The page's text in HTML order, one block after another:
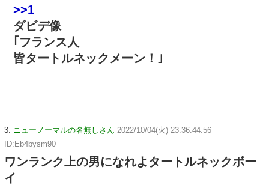
>>1
ダビデ像
｢フランス人
皆タートルネックメーン！｣
3: ニューノーマルの名無しさん 2022/10/04(火) 23:36:44.56
ID:Eb4bysm90
ワンランク上の男になれよタートルネックボー
イ